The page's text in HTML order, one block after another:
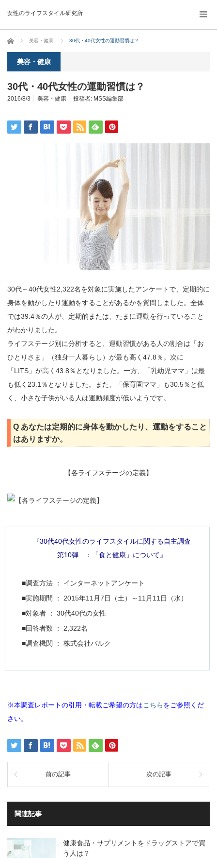
女性のライフスタイル研究所
ホーム 美容・健康 30代・40代女性の運動習慣は？
美容・健康
30代・40代女性の運動習慣は？
2016/8/3 美容・健康 投稿者: MSS編集部
30代～40代女性2,322名を対象に実施したアンケートで、定期的に
身体を動かしたり運動をすることがあるかを質問しました。全体
では39.4％の人が、定期的または、たまに運動を行っていること
がわかりました。
ライフステージ別に分析すると、運動習慣がある人の割合は「お
ひとりさま」（独身一人暮らし）が最も高く47.8％。次に
「LITS」が高く43.8％となりました。一方、「乳幼児ママ」は最
も低く23.1％となりました。また、「保育園ママ」も30.5％と低
く、小さな子供がいる人は運動頻度が低いようです。
Q あなたは定期的に身体を動かしたり、運動をすること
はありますか。
【各ライフステージの定義】
『30代40代女性のライフスタイルに関する自主調査
第10弾 ：「食と健康」について』
■調査方法 ： インターネットアンケート
■実施期間 ： 2015年11月7日（土）～11月11日（水）
■対象者 ： 30代40代の女性
■回答者数 ： 2,322名
■調査機関 ： 株式会社バルク
※本調査レポートの引用・転載ご希望の方はこちらをご参照くだ
さい。
前の記事 次の記事
関連記事
健康食品・サプリメントをドラッグストアで買
う人は？